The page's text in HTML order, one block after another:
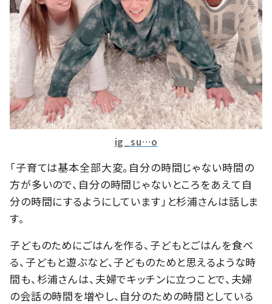
ig_su…o
「子育ては基本全部大変。自分の時間じゃない時間の
方が多いので、自分の時間じゃないところをあえて自
分の時間にするようにしています」と杉浦さんは話しま
す。
子どものためにごはんを作る、子どもとごはんを食べ
る、子どもと遊ぶなど、子どものためと思えるような時
間も、杉浦さんは、夫婦でキッチンに立つことで、夫婦
の会話の時間を増やし、自分のための時間としている